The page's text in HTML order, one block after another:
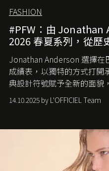
FASHION
#PFW：由 Jonathan
2026 春夏系列，從歷
Jonathan Anderson 選擇在
成績表，以獨特的方式打開
典設計符號賦予全新的面貌
Anderson 的 Dior 時代。
14.10.2025 by L'OFFICIEL Team